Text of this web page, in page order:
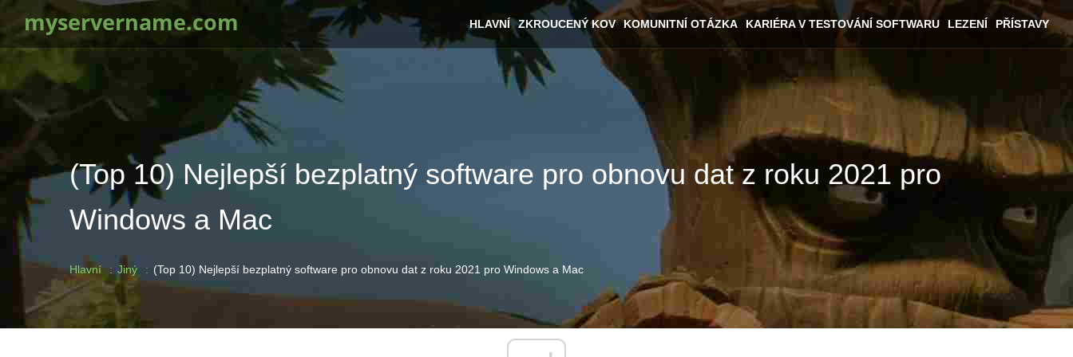
myservername.com HLAVNÍ ZKROUCENÝ KOV KOMUNITNÍ OTÁZKA KARIÉRA V TESTOVÁNÍ SOFTWARU LEZENÍ PŘÍSTAVY
(Top 10) Nejlepší bezplatný software pro obnovu dat z roku 2021 pro
Windows a Mac
Hlavní Jiný (Top 10) Nejlepší bezplatný software pro obnovu dat z roku 2021 pro Windows a Mac